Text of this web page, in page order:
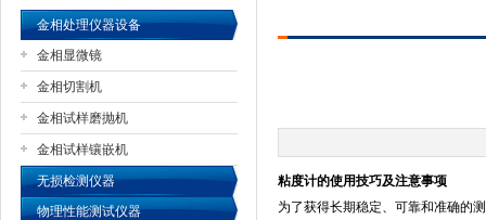
公司名称
金相处理仪器设备
金相显微镜
金相切割机
金相试样磨抛机
金相试样镶嵌机
无损检测仪器
物理性能测试仪器
粘度计的使用技巧及注意事项
为了获得长期稳定、可靠和准确的